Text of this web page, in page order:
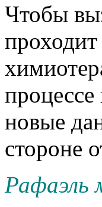
Чтобы
процессе
новые
стороне
Рафаэль